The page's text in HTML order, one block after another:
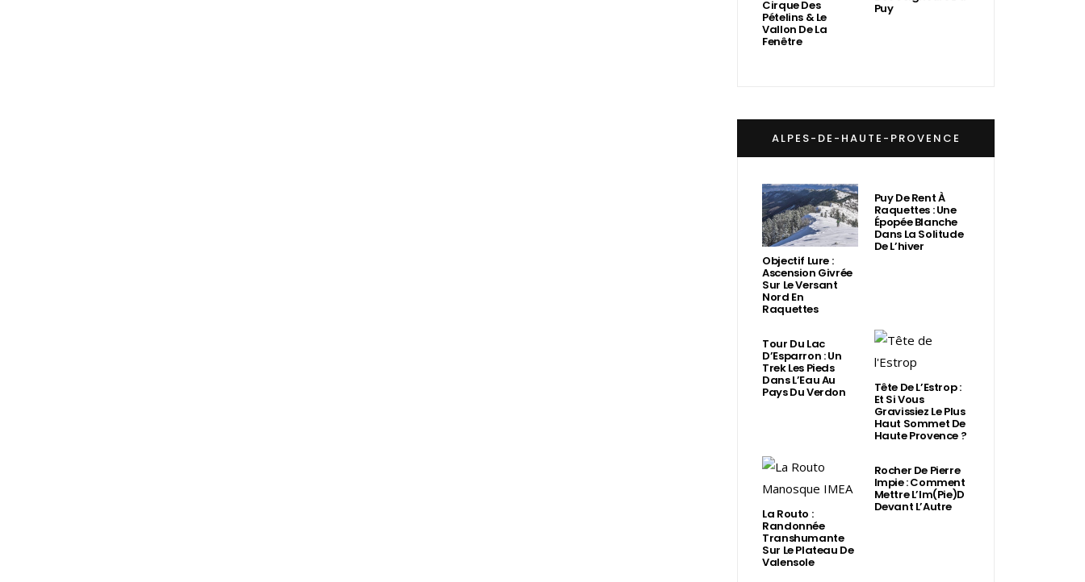
Cirque Des
Pételins & Le
Vallon De La
Fenêtre
Puy
ALPES-DE-HAUTE-PROVENCE
Objectif Lure :
Ascension Givrée
Sur Le Versant
Nord En
Raquettes
Puy De Rent À
Raquettes : Une
Épopée Blanche
Dans La Solitude
De L’hiver
Tour Du Lac
D’Esparron : Un
Trek Les Pieds
Dans L’Eau Au
Pays Du Verdon Tête De L’Estrop :
Et Si Vous
Gravissiez Le Plus
Haut Sommet De
Haute Provence ?
La Routo :
Randonnée
Transhumante
Sur Le Plateau De
Valensole
Rocher De Pierre
Impie : Comment
Mettre L’Im(Pie)d
Devant L’Autre